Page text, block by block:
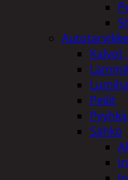
Peilit
Sähkö